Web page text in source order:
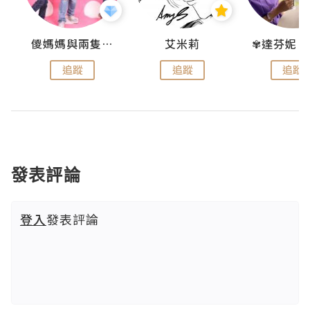
儍媽媽與兩隻小魔怪之家
追蹤
艾米莉
追蹤 追蹤
發表評論
登入發表評論